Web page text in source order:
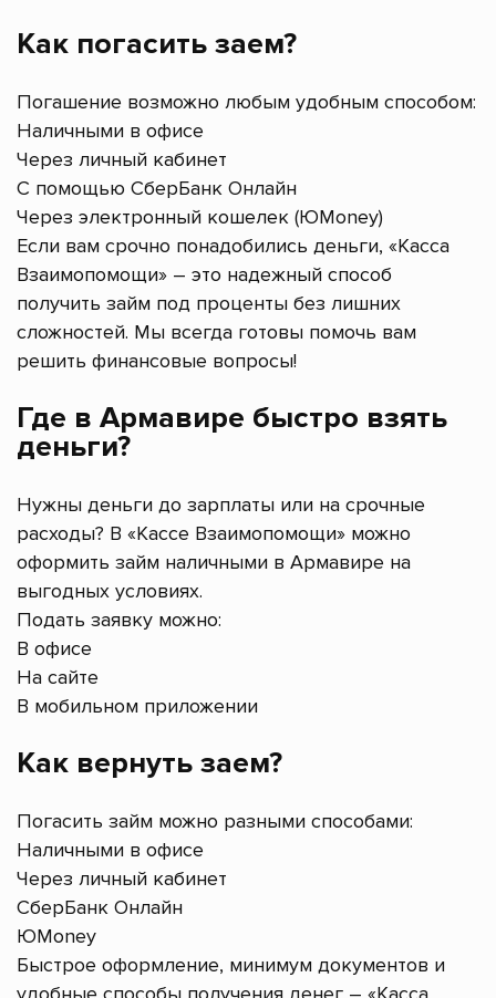
Как погасить заем?
Погашение возможно любым удобным способом:
Наличными в офисе
Через личный кабинет
С помощью СберБанк Онлайн
Через электронный кошелек (ЮMoney)
Если вам срочно понадобились деньги, «Касса
Взаимопомощи» – это надежный способ
получить займ под проценты без лишних
сложностей. Мы всегда готовы помочь вам
решить финансовые вопросы!
Где в Армавире быстро взять
деньги?
Нужны деньги до зарплаты или на срочные
расходы? В «Кассе Взаимопомощи» можно
оформить займ наличными в Армавире на
выгодных условиях.
Подать заявку можно:
В офисе
На сайте
В мобильном приложении
Как вернуть заем?
Погасить займ можно разными способами:
Наличными в офисе
Через личный кабинет
СберБанк Онлайн
ЮMoney
Быстрое оформление, минимум документов и